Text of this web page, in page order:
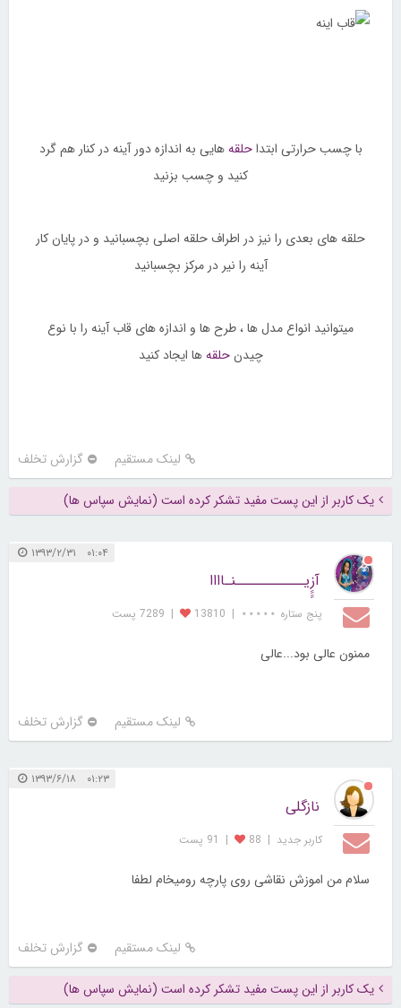
با چسب حرارتی ابتداحلقههایی به اندازه دور آینه در کنار هم گرد
کنید و چسب بزنید
حلقه های بعدی را نیز در اطراف حلقه اصلی بچسبانید و در پایان کار
آینه را نیر در مرکز بچسبانید
میتوانید انواع مدل ها ، طرح ها و اندازه های قاب آینه را با نوع
چیدنحلقهها ایجاد کنید
لینک مستقیم گزارش تخلف
یک کاربر از این پست مفید تشکر کرده است (نمایش سپاس ها)
۰۱:۰۴ ۱۳۹۳/۲/۳۱
آزِِِِیـــــــــــنـاااا
پنج ستاره ⋆⋆⋆⋆⋆ |
13810
| 7289 پست
ممنون عالی بود...عالی
لینک مستقیم گزارش تخلف
۰۱:۲۳ ۱۳۹۳/۶/۱۸
نازگلی
کاربر جديد |
88
| 91 پست
سلام من اموزش نقاشی روی پارچه رومیخام لطفا
لینک مستقیم گزارش تخلف
یک کاربر از این پست مفید تشکر کرده است (نمایش سپاس ها)